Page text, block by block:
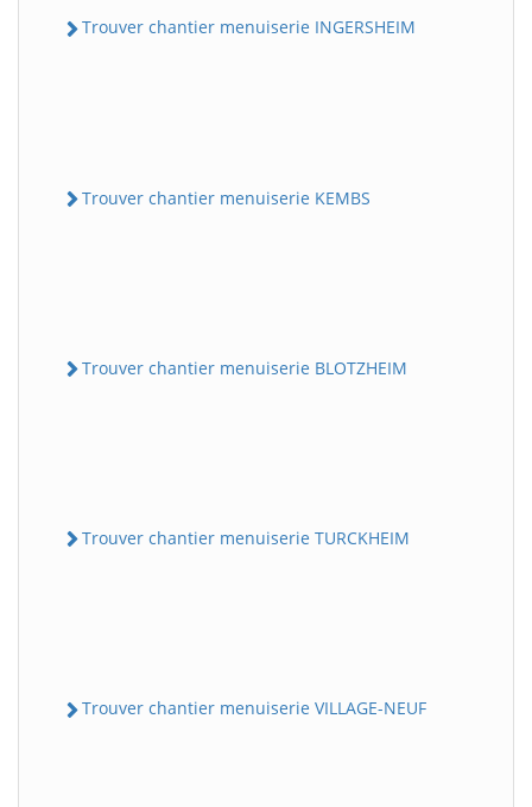
Trouver chantier menuiserie INGERSHEIM
Trouver chantier menuiserie KEMBS
Trouver chantier menuiserie BLOTZHEIM
Trouver chantier menuiserie TURCKHEIM
Trouver chantier menuiserie VILLAGE-NEUF